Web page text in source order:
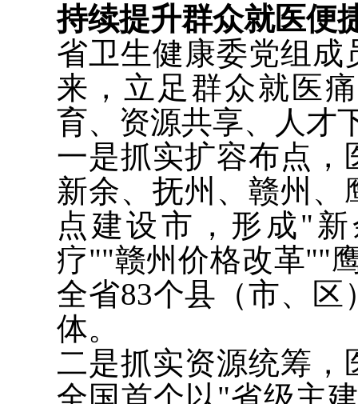
持续提升群众就医便
省卫生健康委党组成
来，立足群众就医
育、资源共享、人才
一是抓实扩容布点，
新余、抚州、赣州、
点建设市，形成"
疗""赣州价格改革""
全省83个县（市、区
体。
二是抓实资源统筹，
全国首个以"省级主